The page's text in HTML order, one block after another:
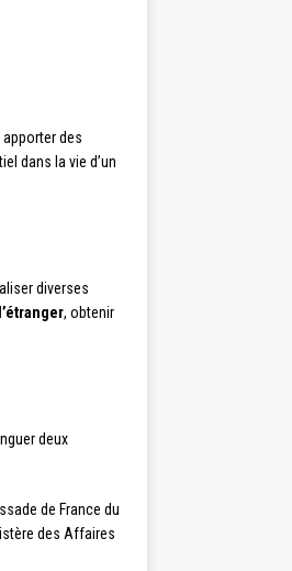
des
dans la vie d’un
diverses
, obtenir
deux
de France du
des Affaires